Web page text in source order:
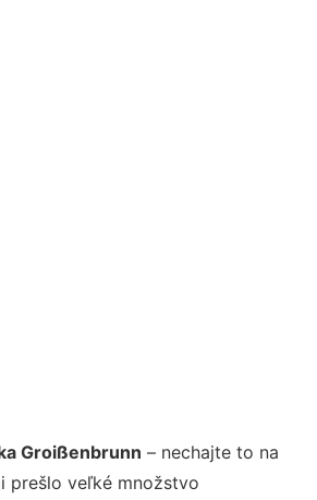
Groißenbrunn – nechajte to na
prešlo veľké množstvo